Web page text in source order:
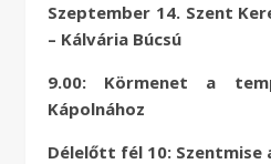
Szeptember 14. Szent
– Kálvária Búcsú
9.00: Körmenet a
Kápolnához
Délelőtt fél 10: Szentmise